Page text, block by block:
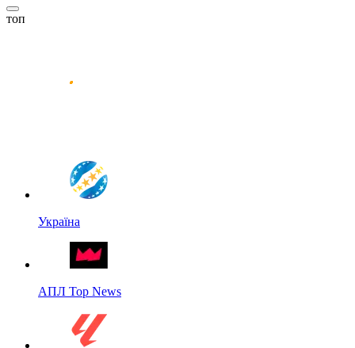
топ
Україна
АПЛ Top News